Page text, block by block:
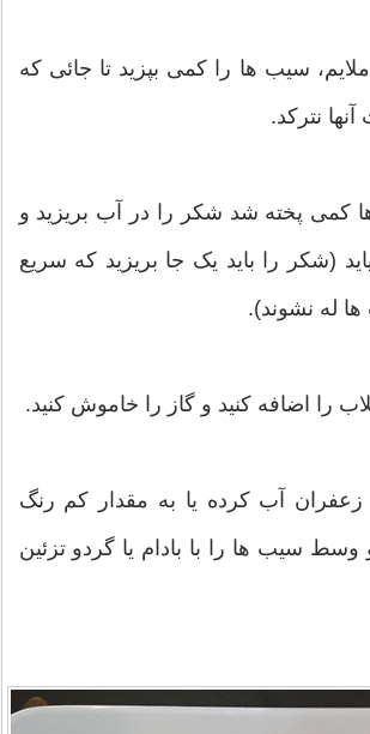
سیب ها را کمی بپزید تا جائی که
نترکد.
کمی پخته شد شکر را در آب بریزید و
(شکر را باید یک جا بریزید که سریع
ها له نشوند).
را اضافه ‌کنید و گاز را خاموش کنید.
آب کرده یا به مقدار کم رنگ
وسط سیب ها را با بادام یا گردو تزئین